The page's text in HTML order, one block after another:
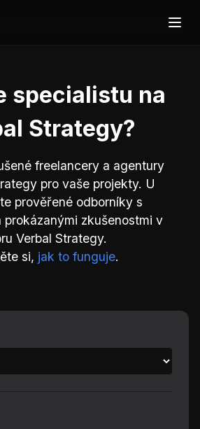
specialistu na
Strategy?
freelancery a agentury
pro vaše projekty. U
prověřené odborníky s
prokázanými zkušenostmi v
Verbal Strategy.
si, jak to funguje.